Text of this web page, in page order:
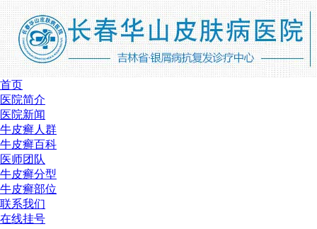
首页
医院简介
医院新闻
牛皮癣人群
牛皮癣百科
医师团队
牛皮癣分型
牛皮癣部位
联系我们
在线挂号